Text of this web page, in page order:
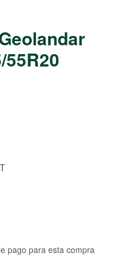
55R20
pago para esta compra